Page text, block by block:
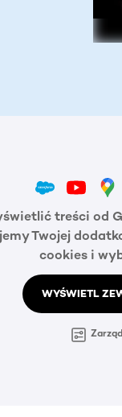
treści od
Twojej
cookies i
WYŚWIETL